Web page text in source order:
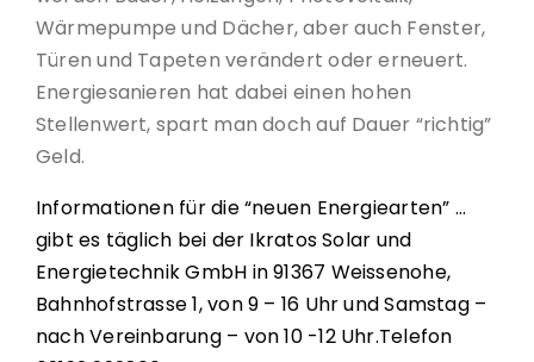
Wärmepumpe und Dächer, aber auch Fenster,
Türen und Tapeten verändert oder erneuert.
Energiesanieren hat dabei einen hohen
Stellenwert, spart man doch auf Dauer “richtig”
Geld.
Informationen für die “neuen Energiearten” …
gibt es täglich bei der Ikratos Solar und
Energietechnik GmbH in 91367 Weissenohe,
Bahnhofstrasse 1, von 9 – 16 Uhr und Samstag –
nach Vereinbarung – von 10 -12 Uhr.Telefon